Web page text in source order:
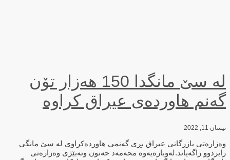
لە سێ مانگدا 150 هەزار تۆن
گەنم هاوردەی عیراق كراوە
نیسان 11, 2022
وەزارەتی بازرگانی عیراق بڕی گەنمی هاوردەكراوی لە سێ مانگی
رابردوو راگەیاند.لەوبارەیەوە محەمەد حەنون وتەبێژی وەزارەتی